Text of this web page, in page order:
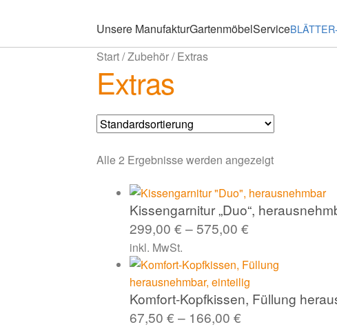
Unsere ManufakturGartenmöbelService
Start/Zubehör/Extras
Extras
Alle 2 Ergebnisse werden angezeigt
Kissengarnitur „Duo“,
299,00€– 575,00€
inkl. MwSt.
Komfort-Kopfkissen, Füllung
67,50€– 166,00€